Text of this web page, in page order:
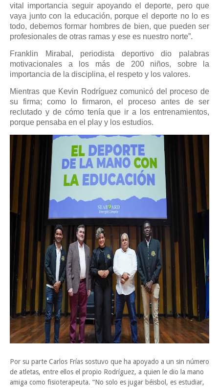
vital importancia seguir apoyando el deporte, pero que
vaya junto con la educación, porque el deporte no lo es
todo, debemos formar hombres de bien, que pueden ser
profesionales de otras ramas y ese es nuestro norte”.
Franklin Mirabal, periodista deportivo dio palabras
motivacionales a los más de 200 niños, sobre la
importancia de la disciplina, el respeto y los valores.
Mientras que Kevin Rodríguez comunicó del proceso de
su firma; como lo firmaron, el proceso antes de ser
reclutado y de cómo tenía que ir a los entrenamientos,
porque pensaba en el play y los estudios.
Por su parte Carlos Frías sostuvo que ha apoyado a un sin número
de atletas, entre ellos el propio Rodríguez, a quien le dio la mano
amiga como fisioterapeuta. “No solo es jugar béisbol, es estudiar,